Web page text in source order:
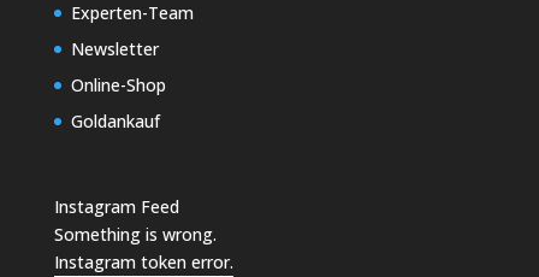
Experten-Team
Newsletter
Online-Shop
Goldankauf
Instagram Feed
Something is wrong.
Instagram token error.